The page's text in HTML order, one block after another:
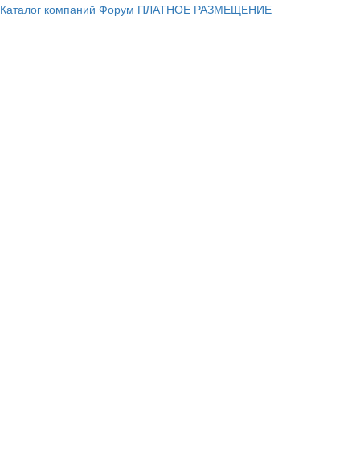
Каталог компаний Форум ПЛАТНОЕ РАЗМЕЩЕНИЕ